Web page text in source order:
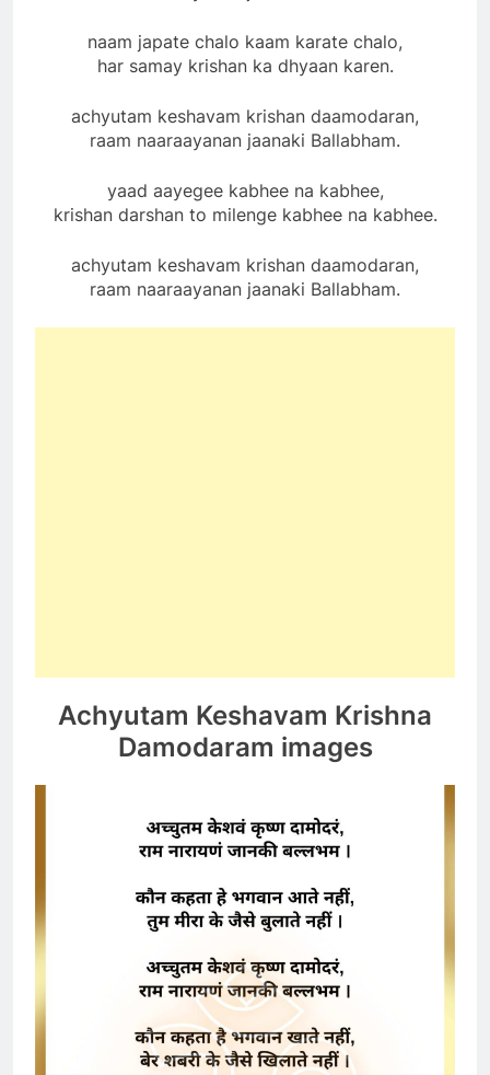
naam japate chalo kaam karate chalo,
har samay krishan ka dhyaan karen.
achyutam keshavam krishan daamodaran,
raam naaraayanan jaanaki Ballabham.
yaad aayegee kabhee na kabhee,
krishan darshan to milenge kabhee na kabhee.
achyutam keshavam krishan daamodaran,
raam naaraayanan jaanaki Ballabham.
Achyutam Keshavam Krishna
Damodaram images